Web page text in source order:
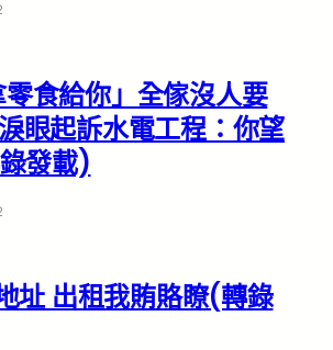
零食給你」全傢沒人要
眼起訴水電工程：你望
發載)
址 出租我賄賂瞭(轉錄